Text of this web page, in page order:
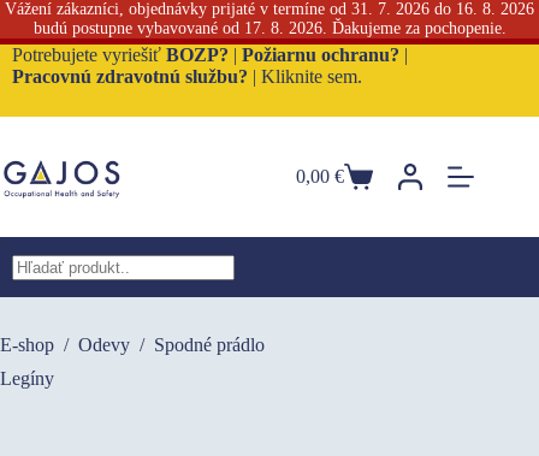
Vážení zákazníci, objednávky prijaté v termíne od 31. 7. 2026 do 16. 8. 2026
budú postupne vybavované od 17. 8. 2026. Ďakujeme za pochopenie.
Skip
to
Potrebujete vyriešiť BOZP? | Požiarnu ochranu? |
Pracovnú zdravotnú službu? | Kliknite sem.
Nákupný
0,00€
E-shop / Odevy / Spodné prádlo
Legíny